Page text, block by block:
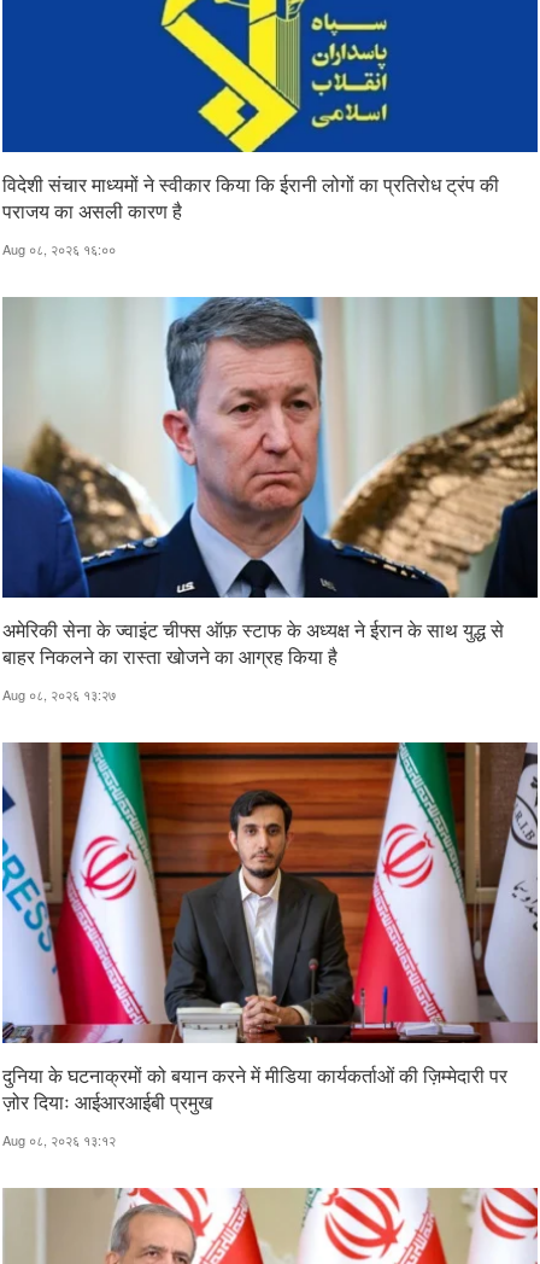
विदेशी संचार माध्यमों ने स्वीकार किया कि ईरानी लोगों का प्रतिरोध ट्रंप की
पराजय का असली कारण है
Aug ०८, २०२६ १६:००
अमेरिकी सेना के ज्वाइंट चीफ्स ऑफ़ स्टाफ के अध्यक्ष ने ईरान के साथ युद्ध से
बाहर निकलने का रास्ता खोजने का आग्रह किया है
Aug ०८, २०२६ १३:२७
दुनिया के घटनाक्रमों को बयान करने में मीडिया कार्यकर्ताओं की ज़िम्मेदारी पर
ज़ोर दियाः आईआरआईबी प्रमुख
Aug ०८, २०२६ १३:१२